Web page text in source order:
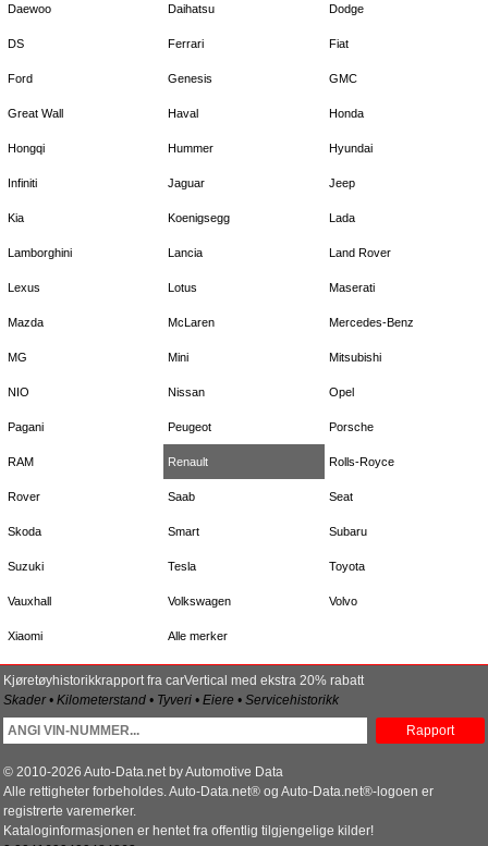
Daewoo Daihatsu Dodge
DS Ferrari Fiat
Ford Genesis GMC
Great Wall Haval Honda
Hongqi Hummer Hyundai
Infiniti Jaguar Jeep
Kia Koenigsegg Lada
Lamborghini Lancia Land Rover
Lexus Lotus Maserati
Mazda McLaren Mercedes-Benz
MG Mini Mitsubishi
NIO Nissan Opel
Pagani Peugeot Porsche
RAM Renault Rolls-Royce
Rover Saab Seat
Skoda Smart Subaru
Suzuki Tesla Toyota
Vauxhall Volkswagen Volvo
Xiaomi Alle merker
Kjøretøyhistorikkrapport fra carVertical med ekstra 20% rabatt
Skader • Kilometerstand • Tyveri • Eiere • Servicehistorikk
Rapport
© 2010-2026 Auto-Data.net by Automotive Data
Alle rettigheter forbeholdes. Auto-Data.net® og Auto-Data.net®-logoen er
registrerte varemerker.
Kataloginformasjonen er hentet fra offentlig tilgjengelige kilder!